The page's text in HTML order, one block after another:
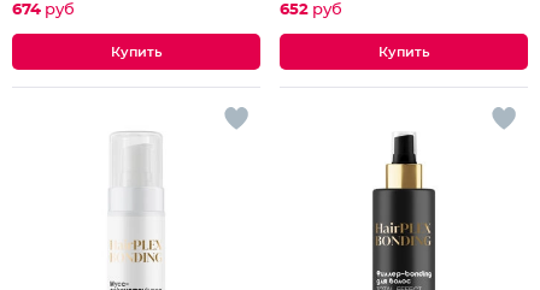
674 руб 652 руб